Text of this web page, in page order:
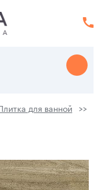
Плитка для ванной